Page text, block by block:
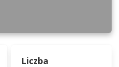
Liczba